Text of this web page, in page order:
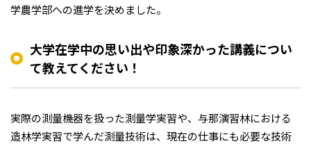
学農学部への進学を決めました。
大学在学中の思い出や印象深かった講義につい
て教えてください！
実際の測量機器を扱った測量学実習や、与那演習林における
造林学実習で学んだ測量技術は、現在の仕事にも必要な技術